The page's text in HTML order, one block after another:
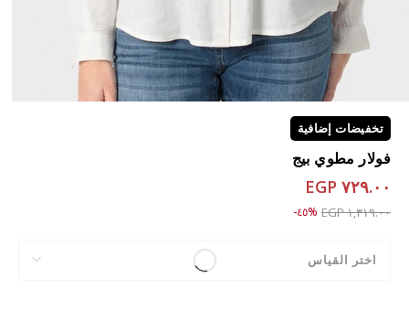
تخفيضات إضافية
فولار مطوي بيج
٧٢٩.٠٠ EGP
Price reduced from
١,٣١٩.٠٠ EGP to ٧٢٩.٠٠ EGP%٤٥-
اختر القياس